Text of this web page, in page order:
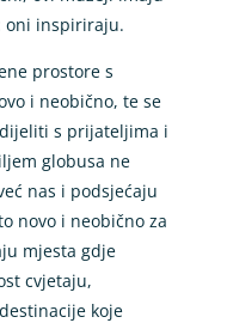
oni inspiriraju.
prostore s
i neobično, te se
s prijateljima i
globusa ne
nas i podsjećaju
novo i neobično za
mjesta gdje
cvjetaju,
koje